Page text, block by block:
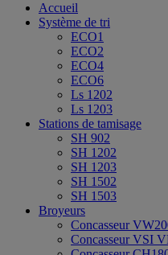
Accueil
Système de tri
ECO1
ECO2
ECO4
ECO6
Ls 1202
Ls 1203
Stations de tamisage
SH 902
SH 1202
SH 1203
SH 1502
SH 1503
Broyeurs
Concasseur
Concasseur VSI